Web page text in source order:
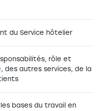
du Service hôtelier
rôle et
des autres services, de la
bases du travail en